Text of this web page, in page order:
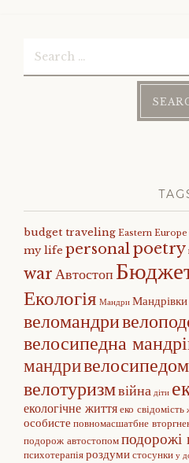
budget traveling Eastern Europe
my life personalpoetry
warАвтостоп
Екологія Мандри Мандрівки
веломандри
велосипедна
мандри
велотуризмвійна діти
екологічне життяеко свідомість
особисте повномасшатбне
подорож автостопомподорожі
психотерапіяроздумистосунки у